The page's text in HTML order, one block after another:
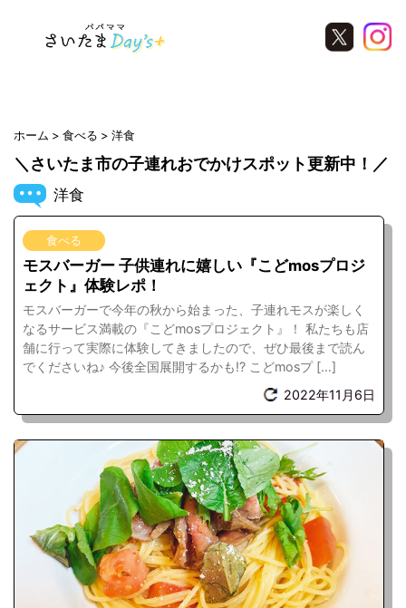
: Undefined variable $ara in
/home/saitamanavi/saitamadays.com/public_html/wp-
content/themes/saitamawaker/archive.php
ホーム 食べる 洋食
＼さいたま市の子連れおでかけスポット更新中！／
洋食
食べる
モスバーガー 子供連れに嬉しい『こどmosプロジ
ェクト』体験レポ！
モスバーガーで今年の秋から始まった、子連れモスが楽しく
なるサービス満載の『こどmosプロジェクト』！ 私たちも店
舗に行って実際に体験してきましたので、ぜひ最後まで読ん
でくださいね♪ 今後全国展開するかも!? こどmosプ […]
2022年11月6日